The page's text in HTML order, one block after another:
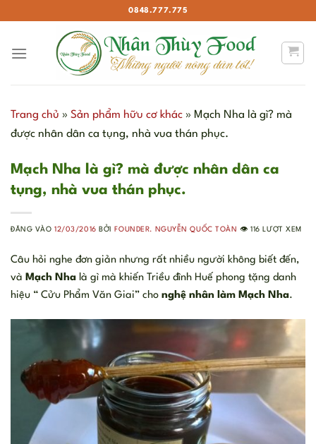
dung
0848.777.775
Trang chủ » Sản phẩm hữu cơ khác » Mạch Nha là gì? mà
được nhân dân ca tụng, nhà vua thán phục.
Mạch Nha là gì? mà được nhân dân ca
tụng, nhà vua thán phục.
ĐĂNG VÀO12/03/2016 BỞI FOUNDER. NGUYỄN QUỐC TOÀN 👁️ 116 LƯỢT XEM
Câu hỏi nghe đơn giản nhưng rất nhiều người không biết đến,
và Mạch Nha là gì mà khiến Triều đình Huế phong tặng danh
hiệu “ Cửu Phẩm Văn Giai” cho nghệ nhân làm Mạch Nha.